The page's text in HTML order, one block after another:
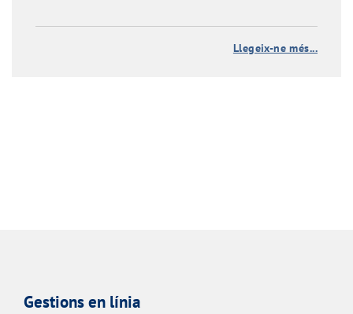
Llegeix-ne més...
Gestions en línia